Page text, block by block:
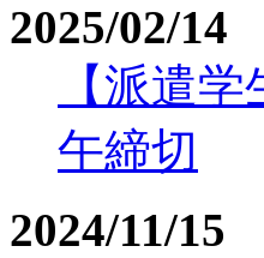
2025/02/14
【派遣
午締切
2024/11/15